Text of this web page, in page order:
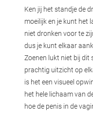
Ken jij het standje de
moeilijk en je kunt het
niet dronken voor te
dus je kunt elkaar
Zoenen lukt niet bij dit
prachtig uitzicht op
is het een visueel
het hele lichaam van
hoe de penis in de